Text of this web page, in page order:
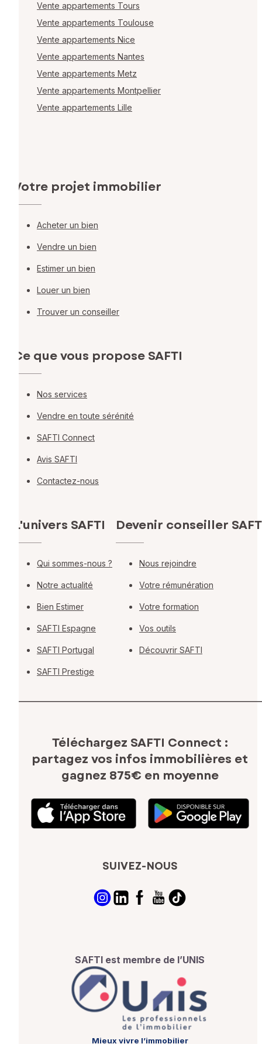
Vente appartements Tours
Vente appartements Toulouse
Vente appartements Nice
Vente appartements Nantes
Vente appartements Metz
Vente appartements Montpellier
Vente appartements Lille
Votre projet immobilier
Acheter un bien
Vendre un bien
Estimer un bien
Louer un bien
Trouver un conseiller
Ce que vous propose SAFTI
Nos services
Vendre en toute sérénité
SAFTI Connect
Avis SAFTI
Contactez-nous
L'univers SAFTI
Qui sommes-nous ?
Notre actualité
Bien Estimer
SAFTI Espagne
SAFTI Portugal
SAFTI Prestige
Devenir conseiller
Nous rejoindre
Votre rémunération
Votre formation
Vos outils
Découvrir SAFTI
Téléchargez SAFTI Connect :
partagez vos infos immobilières et
gagnez 875€ en moyenne
SUIVEZ-NOUS
SAFTI est membre de l’UNIS
Mieux vivre l’immobilier